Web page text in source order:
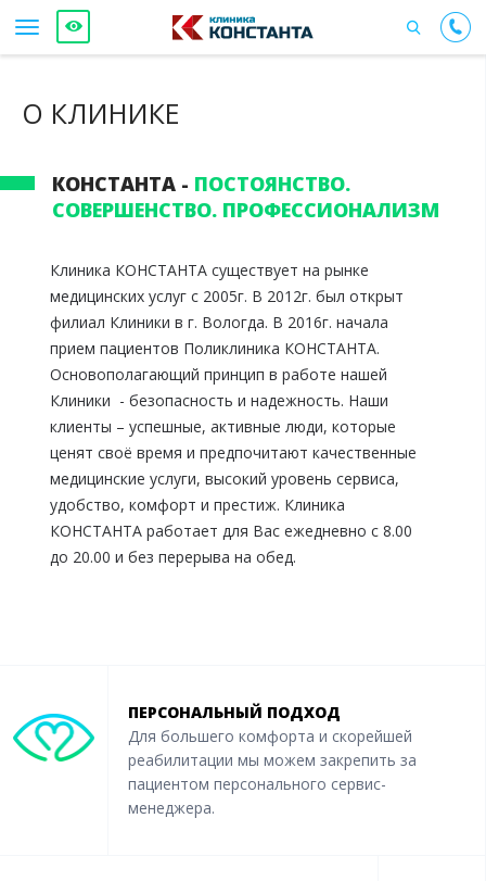
О КЛИНИКЕ
КОНСТАНТА - ПОСТОЯНСТВО.
СОВЕРШЕНСТВО. ПРОФЕССИОНАЛИЗМ
Клиника КОНСТАНТА существует на рынке
медицинских услуг с 2005г. В 2012г. был открыт
филиал Клиники в г. Вологда. В 2016г. начала
прием пациентов Поликлиника КОНСТАНТА.
Основополагающий принцип в работе нашей
Клиники - безопасность и надежность. Наши
клиенты – успешные, активные люди, которые
ценят своё время и предпочитают качественные
медицинские услуги, высокий уровень сервиса,
удобство, комфорт и престиж. Клиника
КОНСТАНТА работает для Вас ежедневно с 8.00
до 20.00 и без перерыва на обед.
ПЕРСОНАЛЬНЫЙ ПОДХОД
Для большего комфорта и скорейшей
реабилитации мы можем закрепить за
пациентом персонального сервис-
менеджера.